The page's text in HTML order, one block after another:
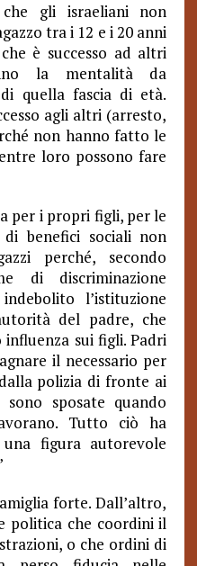
che gli israeliani non
tra i 12 e i 20 anni
è successo ad altri
la mentalità da
di quella fascia di età.
agli altri (arresto,
non hanno fatto le
loro possono fare
per i propri figli, per le
benefici sociali non
perché, secondo
di discriminazione
l’istituzione
del padre, che
sui figli. Padri
il necessario per
polizia di fronte ai
sposate quando
Tutto ciò ha
figura autorevole
forte. Dall’altro,
politica che coordini il
o che ordini di